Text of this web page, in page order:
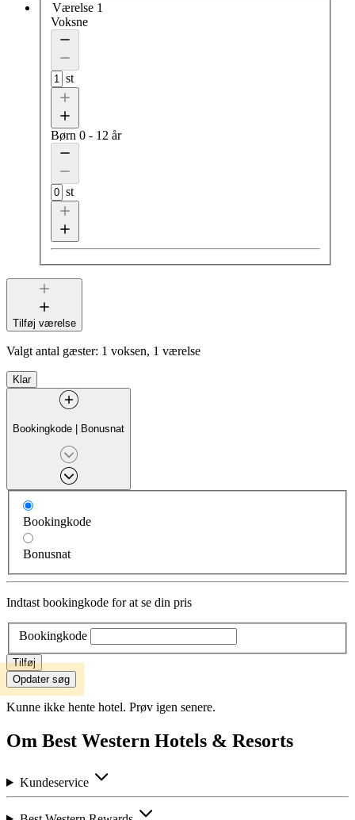
Værelse 1
Voksne
st
Børn 0 - 12 år
st
Tilføj værelse
Valgt antal gæster: 1 voksen, 1 værelse
Klar
Bookingkode | Bonusnat
Bookingkode
Bonusnat
Indtast bookingkode for at se din pris
Bookingkode
Tilføj
Opdater søg
Kunne ikke hente hotel. Prøv igen senere.
Om Best Western Hotels & Resorts
Kundeservice